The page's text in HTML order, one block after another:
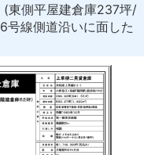
東側平屋建倉庫237坪/
線側道沿いに面した